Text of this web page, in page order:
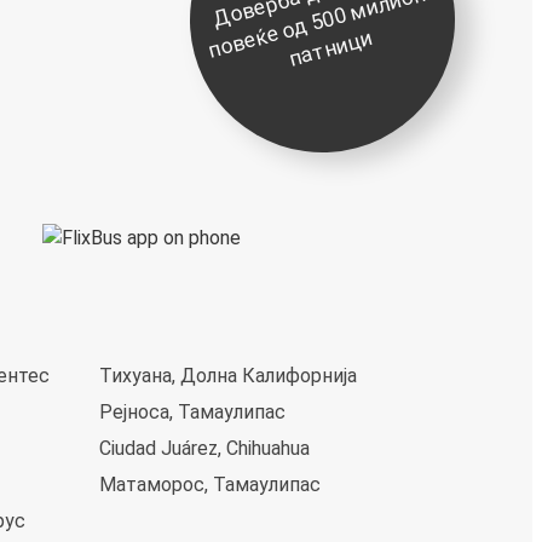
д
о
е
ќ
и
и
Тихуана, Долна Калифорнија
Рејноса, Тамаулипас
Ciudad Juárez, Chihuahua
Матаморос, Тамаулипас